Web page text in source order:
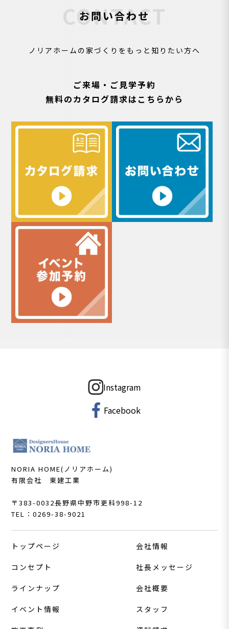
お問い合わせ
CONTACT
ノリアホームの家づくりをもっと知りたい方へ
ご来場・ご見学予約
無料のカタログ請求はこちらから
Instagram
Facebook
NORIA HOME(ノリアホーム)
有限会社 東建工業
〒383-0032長野県中野市更科998-12
TEL：0269-38-9021
トップページ
コンセプト
ラインナップ
イベント情報
会社情報
社長メッセージ
会社概要
スタッフ